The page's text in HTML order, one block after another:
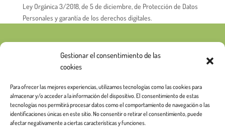
Gestionar el consentimiento de las
cookies
Para ofrecer las mejores experiencias, utilizamos tecnologías como las cookies para
almacenar y/o acceder a la información del dispositivo. El consentimiento de estas
tecnologías nos permitirá procesar datos como el comportamiento de navegación o las
identificaciones únicas en este sitio. No consentir o retirar el consentimiento, puede
afectar negativamente a ciertas características y funciones.
Ley Orgánica 3/2018, de 5 de diciembre, de Protección de Datos
Personales y garantía de los derechos digitales.